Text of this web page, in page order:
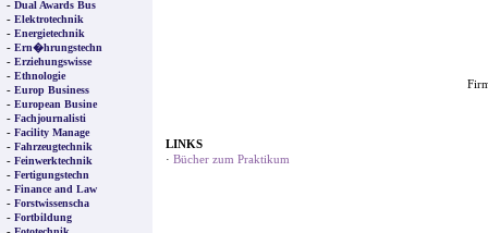
- Dual Awards Bus
- Elektrotechnik
- Energietechnik
- Ern�hrungstechn
- Erziehungswisse
- Ethnologie
- Europ Business
- European Busine
- Fachjournalisti
- Facility Manage
- Fahrzeugtechnik
- Feinwerktechnik
- Fertigungstechn
- Finance and Law
- Forstwissenscha
- Fortbildung
LINKS
· Bücher zum Praktikum